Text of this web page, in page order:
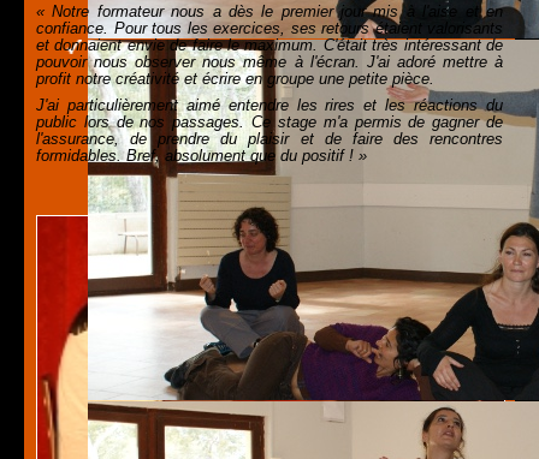
« Notre formateur nous a dès le premier jour mis à l'aise et en
confiance. Pour tous les exercices, ses retours étaient valorisants
et donnaient envie de faire le maximum. C'était très intéressant de
pouvoir nous observer nous même à l'écran. J'ai adoré mettre à
profit notre créativité et écrire en groupe une petite pièce.
J'ai particulièrement aimé entendre les rires et les réactions du
public lors de nos passages. Ce stage m'a permis de gagner de
l'assurance, de prendre du plaisir et de faire des rencontres
formidables. Bref, absolument que du positif ! »